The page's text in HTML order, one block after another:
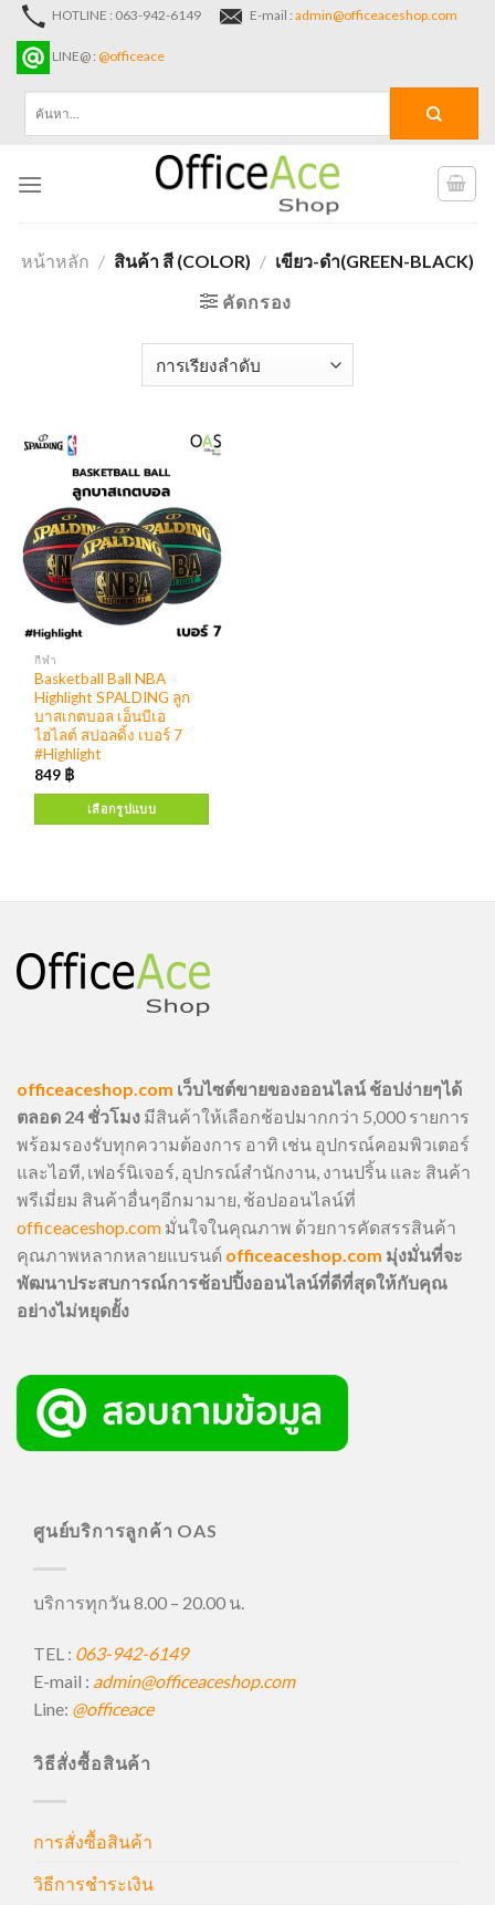
Skip
content
HOTLINE : 063-942-6149 E-mail : admin@officeaceshop.com
LINE@ : @officeace
หน้าหลัก / สินค้า สี (COLOR) / เขียว-ดำ(GREEN-BLACK)
คัดกรอง
กีฬา
Basketball Ball NBA
Highlight SPALDING ลูก
บาสเกตบอล เอ็นบีเอ
ไฮไลต์ สปอลดิ้ง เบอร์ 7
#Highlight
849 ฿
เลือกรูปแบบ
officeaceshop.com เว็บไซต์ขายของออนไลน์ ช้อปง่ายๆได้
ตลอด 24 ชั่วโมง มีสินค้าให้เลือกช้อปมากกว่า 5,000 รายการ
พร้อมรองรับทุกความต้องการ อาทิ เช่น อุปกรณ์คอมพิวเตอร์
และไอที, เฟอร์นิเจอร์, อุปกรณ์สำนักงาน, งานปริ้น และ สินค้า
พรีเมี่ยม สินค้าอื่นๆอีกมามาย, ช้อปออนไลน์ที่
officeaceshop.com มั่นใจในคุณภาพ ด้วยการคัดสรรสินค้า
คุณภาพหลากหลายแบรนด์ officeaceshop.com มุ่งมั่นที่จะ
พัฒนาประสบการณ์การช้อปปิ้งออนไลน์ที่ดีที่สุดให้กับคุณ
อย่างไม่หยุดยั้ง
ศูนย์บริการลูกค้า OAS
บริการทุกวัน 8.00 – 20.00 น.
TEL : 063-942-6149
E-mail : admin@officeaceshop.com
Line: @officeace
วิธีสั่งซื้อสินค้า
การสั่งซื้อสินค้า
วิธีการชำระเงิน